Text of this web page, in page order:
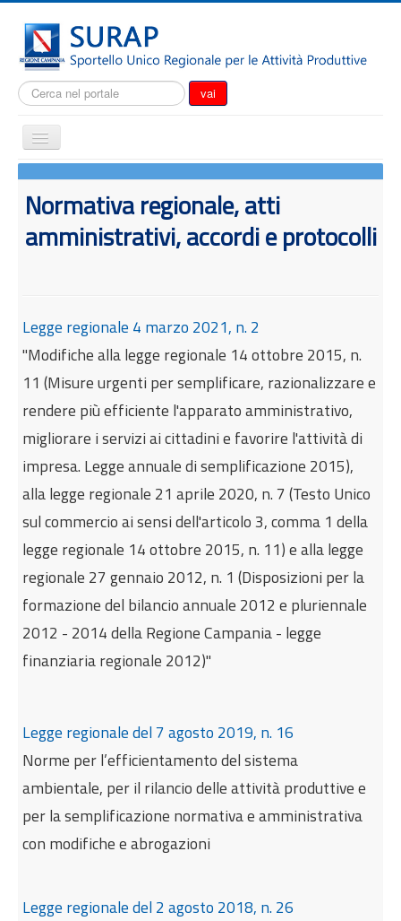
Cerca... vai
Cambia
navigazione
Notizie
Il SURAP
Come fare per
Attrazione degli investimenti
Incentivi e agevolazioni
Internazionalizzazione
Eventi formativi
Glossario
Contatti
Sei qui:Home
Normativa
Normativa regionale, atti amministrativi, accordi e
protocolli
Normativa regionale, atti
amministrativi, accordi e protocolli
Legge regionale 4 marzo 2021, n. 2
"Modifiche alla legge regionale 14 ottobre 2015, n.
11 (Misure urgenti per semplificare, razionalizzare e
rendere più efficiente l'apparato amministrativo,
migliorare i servizi ai cittadini e favorire l'attività di
impresa. Legge annuale di semplificazione 2015),
alla legge regionale 21 aprile 2020, n. 7 (Testo Unico
sul commercio ai sensi dell'articolo 3, comma 1 della
legge regionale 14 ottobre 2015, n. 11) e alla legge
regionale 27 gennaio 2012, n. 1 (Disposizioni per la
formazione del bilancio annuale 2012 e pluriennale
2012 - 2014 della Regione Campania - legge
finanziaria regionale 2012)"
Legge regionale del 7 agosto 2019, n. 16
Norme per l’efficientamento del sistema
ambientale, per il rilancio delle attività produttive e
per la semplificazione normativa e amministrativa
con modifiche e abrogazioni
Legge regionale del 2 agosto 2018, n. 26